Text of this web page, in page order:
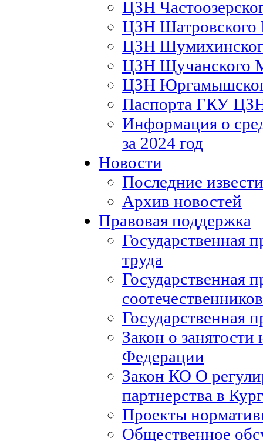
ЦЗН
ЦЗН
ЦЗН
ЦЗН Щучанского
ЦЗН
Паспорта ГКУ
Информация о
за 2024 год
Новости
Последние
Архив новостей
Правовая поддержка
Государственная
труда
Государственная
соотечественников
Государственная
Закон о занятости
Федерации
Закон КО О
партнерства в
Проекты
Общественное